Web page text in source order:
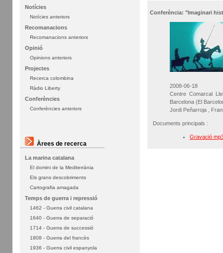
Notícies
Notícies anteriors
Recomanacions
Recomanacions anteriors
Opinió
Opinions anteriors
Projectes
Recerca colombina
Ràdio Liberty
Conferències
Conferències anteriors
Àrees de recerca
La marina catalana
El domini de la Mediterrània
Els grans descobriments
Cartografia amagada
Temps de guerra i repressió
1462 - Guerra civil catalana
1640 - Guerra de separació
1714 - Guerra de successió
1808 - Guerra del francès
1936 - Guerra civil espanyola
Conferència: "Imaginari
2008-06-18
Centre Comarcal
Barcelona (El
Jordi Peñarroja ,
Documents principals :
Gravació